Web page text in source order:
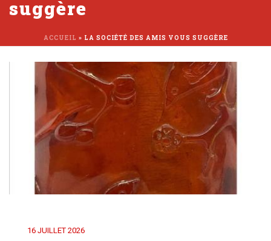
suggère
ACCUEIL » LA SOCIÉTÉ DES AMIS VOUS SUGGÈRE
16 JUILLET 2026